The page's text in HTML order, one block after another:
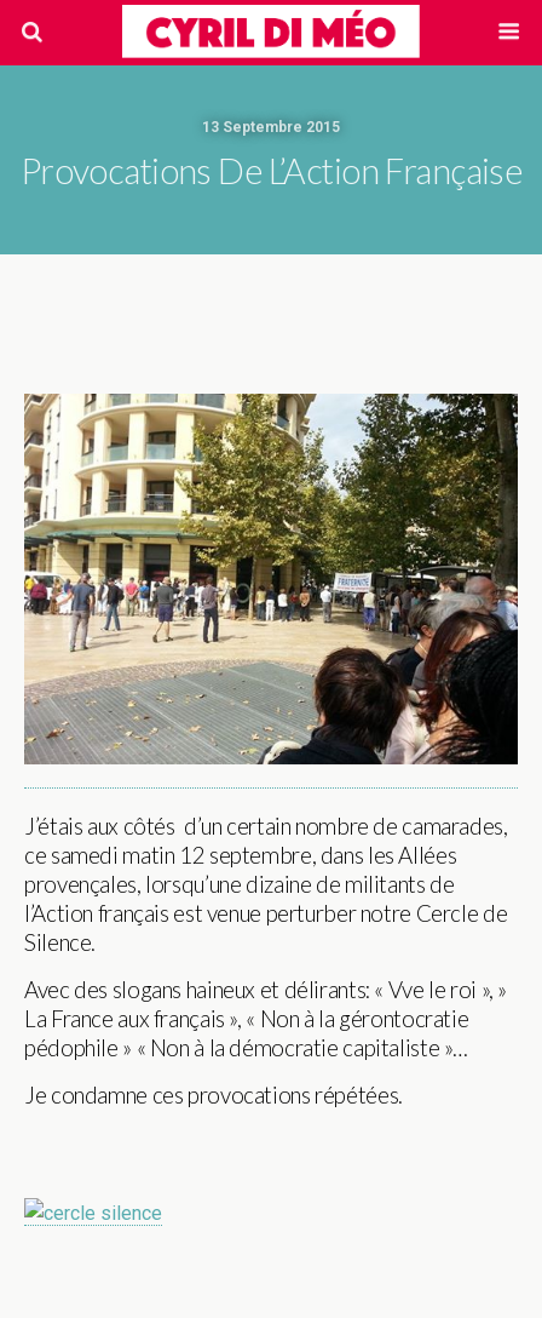
13 Septembre 2015
Provocations De L’Action Française
J’étais aux côtés d’un certain nombre de camarades,
ce samedi matin 12 septembre, dans les Allées
provençales, lorsqu’une dizaine de militants de
l’Action français est venue perturber notre Cercle de
Silence.
Avec des slogans haineux et délirants: « Vve le roi », »
La France aux français », « Non à la gérontocratie
pédophile » « Non à la démocratie capitaliste »…
Je condamne ces provocations répétées.